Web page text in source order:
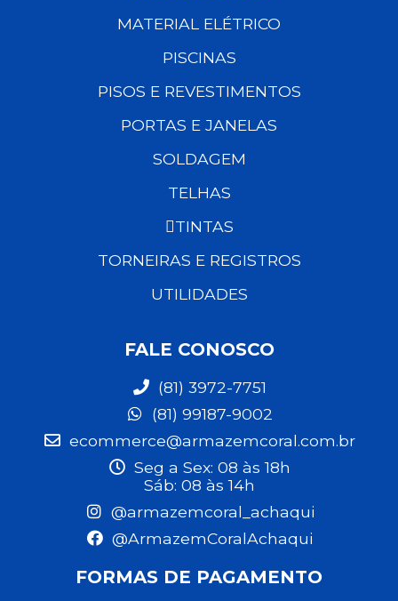
MATERIAL ELÉTRICO
PISCINAS
PISOS E REVESTIMENTOS
PORTAS E JANELAS
SOLDAGEM
TELHAS
TINTAS
TORNEIRAS E REGISTROS
UTILIDADES
FALE CONOSCO
(81) 3972-7751
(81) 99187-9002
ecommerce@armazemcoral.com.br
Seg a Sex: 08 às 18h
Sáb: 08 às 14h
@armazemcoral_achaqui
@ArmazemCoralAchaqui
FORMAS DE PAGAMENTO